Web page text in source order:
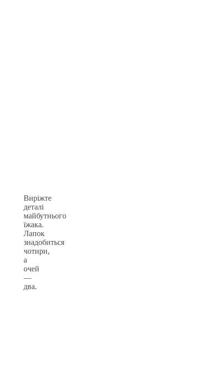
Виріжте
деталі
майбутнього
їжака.
Лапок
знадобиться
чотири,
а
очей
—
два.